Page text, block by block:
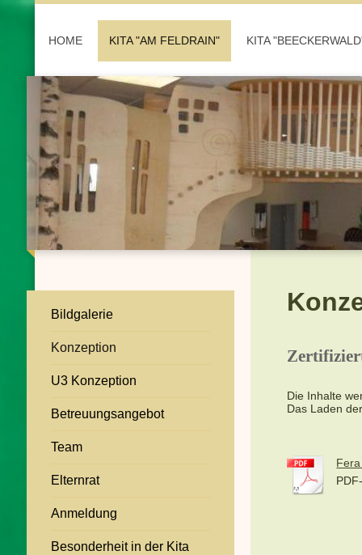
HOME KITA "AM FELDRAIN" KITA
Die Inhalte
Das Laden
Bildgalerie
Konzeption
U3 Konzeption
Betreuungsangebot
Team
Elternrat
Anmeldung
Besonderheit in der Kita